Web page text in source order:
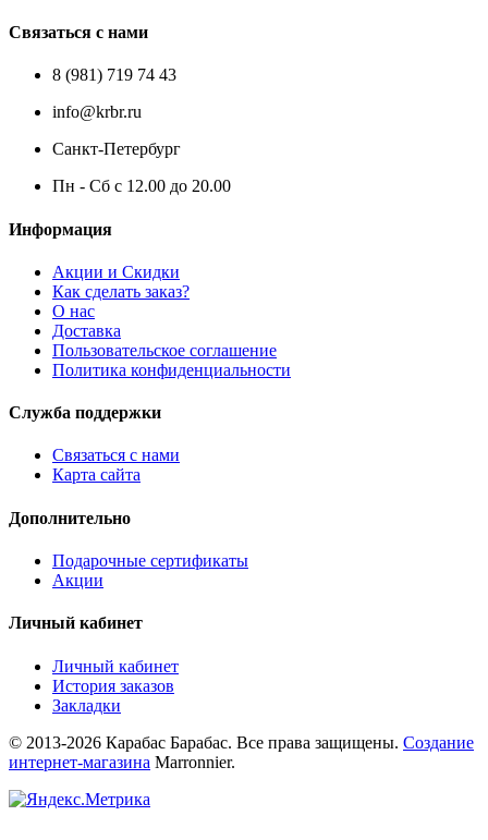
Связаться с нами
8 (981) 719 74 43
info@krbr.ru
Санкт-Петербург
Пн - Сб с 12.00 до 20.00
Информация
Акции и Скидки
Как сделать заказ?
О нас
Доставка
Пользовательское соглашение
Политика конфиденциальности
Служба поддержки
Связаться с нами
Карта сайта
Дополнительно
Подарочные сертификаты
Акции
Личный кабинет
Личный кабинет
История заказов
Закладки
© 2013-2026 Карабас Барабас. Все права защищены. Создание
интернет-магазина Marronnier.